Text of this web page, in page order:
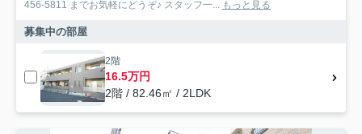
456-5811 までお気軽にどうぞ♪ スタッフ一...
もっと見る
募集中の部屋
2階
16.5万円
2階 / 82.46㎡ / 2LDK